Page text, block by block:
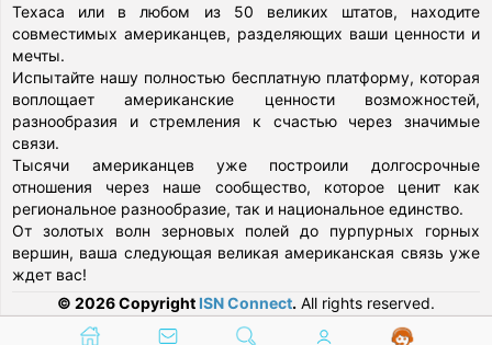
Техаса или в любом из 50 великих штатов, находите
совместимых американцев, разделяющих ваши ценности и
мечты.
Испытайте нашу полностью бесплатную платформу, которая
воплощает американские ценности возможностей,
разнообразия и стремления к счастью через значимые
связи.
Тысячи американцев уже построили долгосрочные
отношения через наше сообщество, которое ценит как
региональное разнообразие, так и национальное единство.
От золотых волн зерновых полей до пурпурных горных
вершин, ваша следующая великая американская связь уже
ждет вас!
© 2026 Copyright ISN Connect. All rights reserved.